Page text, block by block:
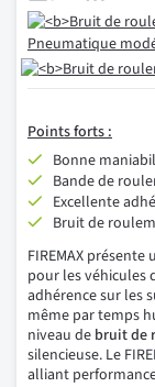
Points forts :
Bonne
Bande de
Excellente
Bruit de
FIREMAX
pour les véhicules
adhérence sur les
même par temps
niveau de bruit de
silencieuse. Le
alliant